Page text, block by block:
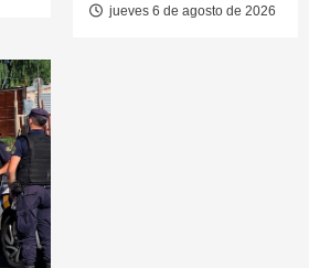
jueves 6 de agosto de 2026